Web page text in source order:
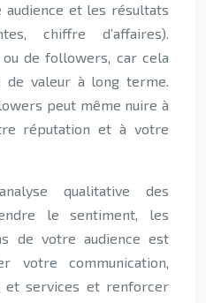
et les résultats
chiffre d’affaires).
ou de followers, car cela
de valeur à long terme.
peut même nuire à
réputation et à votre
qualitative des
le sentiment, les
de votre audience est
votre communication,
et services et renforcer